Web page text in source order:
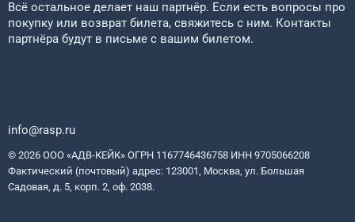
Всё остальное делает наш партнёр. Если есть вопросы про
покупку или возврат билета, свяжитесь с ним. Контакты
партнёра будут в письме с вашим билетом.
info@rasp.ru
© 2026 ООО «АДВ-КЕЙК» ОГРН 1167746436758 ИНН 9705066208
Фактический (почтовый) адрес: 123001, Москва, ул. Большая
Садовая, д. 5, корп. 2, оф. 2038.